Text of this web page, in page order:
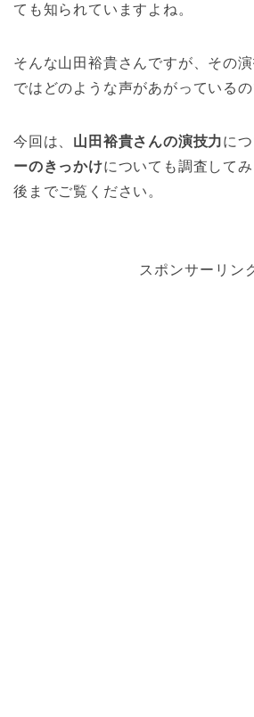
ても知られていますよね。
そんな山田裕貴さんですが、その
ではどのような声があがっている
今回は、 山田裕貴さんの演技力に
ーのきっかけについても調査して
後までご覧ください。
スポンサーリン